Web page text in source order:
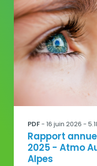
PDF- 16 juin 2026 -
Titre
Rapport
2025 - Atmo
Alpes